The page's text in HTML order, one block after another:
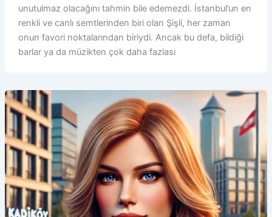
unutulmaz olacağını tahmin bile edemezdi. İstanbul’un en
renkli ve canlı semtlerinden biri olan Şişli, her zaman
onun favori noktalarından biriydi. Ancak bu defa, bildiği
barlar ya da müzikten çok daha fazlası